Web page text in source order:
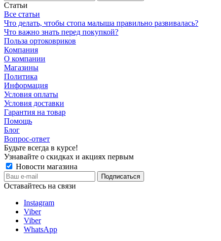
Статьи
Все статьи
Что делать, чтобы стопа малыша правильно развивалась?
Что важно знать перед покупкой?
Польза ортоковриков
Компания
О компании
Магазины
Политика
Информация
Условия оплаты
Условия доставки
Гарантия на товар
Помощь
Блог
Вопрос-ответ
Будьте всегда в курсе!
Узнавайте о скидках и акциях первым
Новости магазина
Оставайтесь на связи
Instagram
Viber
Viber
WhatsApp